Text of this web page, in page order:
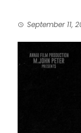
September 11,